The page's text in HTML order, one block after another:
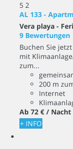
5 2
AL 133 -
Vera playa -
9 Bewertungen
Buchen Sie
mit
zum...
200 m
Internet
Ab 72 € / Nacht
+ INFO